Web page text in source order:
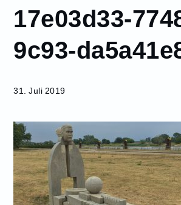
Home
17e03d33-
9c93-
17e03d33-
9c93-
31. Juli 2019